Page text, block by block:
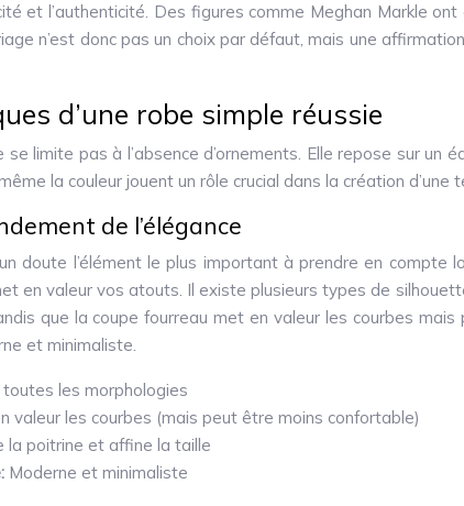
et l’authenticité. Des figures comme Meghan Markle
n’est donc pas un choix par défaut, mais une
d’une robe simple réussie
se limite pas à l’absence d’ornements. Elle repose sur
la couleur jouent un rôle crucial dans la création
de l’élégance
doute l’élément le plus important à prendre en compte
en valeur vos atouts. Il existe plusieurs types de
que la coupe fourreau met en valeur les courbes
et minimaliste.
les morphologies
valeur les courbes (mais peut être moins confortable)
la poitrine et affine la taille
Moderne et minimaliste